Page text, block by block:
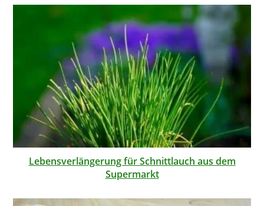
Lebensverlängerung für Schnittlauch aus dem
Supermarkt